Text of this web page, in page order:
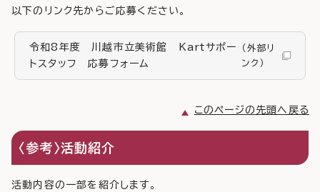
以下のリンク先からご応募ください。
令和8年度 川越市立美術館 Kartサポー
トスタッフ 応募フォーム
（外部リ
ンク）
このページの先頭へ戻る
〈参考〉活動紹介
活動内容の一部を紹介します。